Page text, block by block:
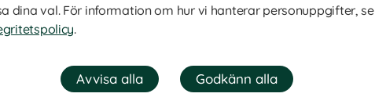
dina val. För information om hur vi hanterar personuppgifter, se
.